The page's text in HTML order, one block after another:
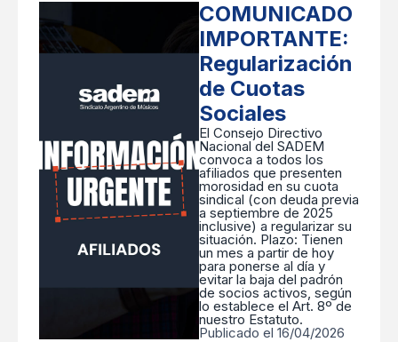
COMUNICADO
IMPORTANTE:
Regularización
de Cuotas
Sociales
​El Consejo Directivo
Nacional del SADEM
convoca a todos los
afiliados que presenten
morosidad en su cuota
sindical (con deuda previa
a septiembre de 2025
inclusive) a regularizar su
situación. ​Plazo: Tienen
un mes a partir de hoy
para ponerse al día y
evitar la baja del padrón
de socios activos, según
lo establece el Art. 8º de
nuestro Estatuto.
Publicado el 16/04/2026